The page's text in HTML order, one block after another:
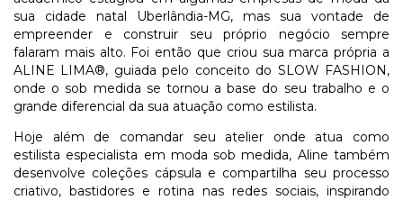
sua cidade natal Uberlândia-MG, mas sua vontade de
empreender e construir seu próprio negócio sempre
falaram mais alto. Foi então que criou sua marca própria a
ALINE LIMA®, guiada pelo conceito do SLOW FASHION,
onde o sob medida se tornou a base do seu trabalho e o
grande diferencial da sua atuação como estilista.
Hoje além de comandar seu atelier onde atua como
estilista especialista em moda sob medida, Aline também
desenvolve coleções cápsula e compartilha seu processo
criativo, bastidores e rotina nas redes sociais, inspirando